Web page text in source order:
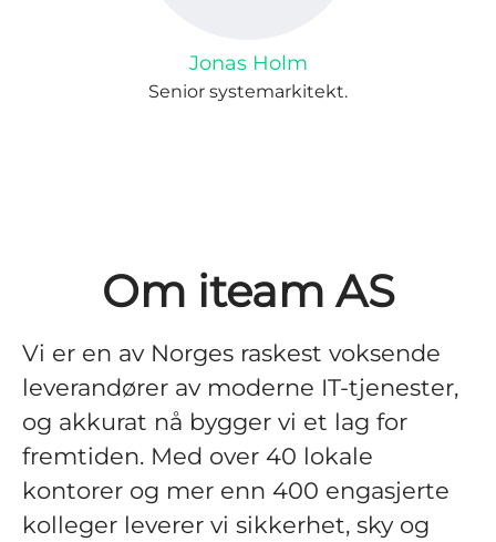
Jonas Holm
Senior systemarkitekt.
Om iteam AS
Vi er en av Norges raskest voksende
leverandører av moderne IT-tjenester,
og akkurat nå bygger vi et lag for
fremtiden. Med over 40 lokale
kontorer og mer enn 400 engasjerte
kolleger leverer vi sikkerhet, sky og